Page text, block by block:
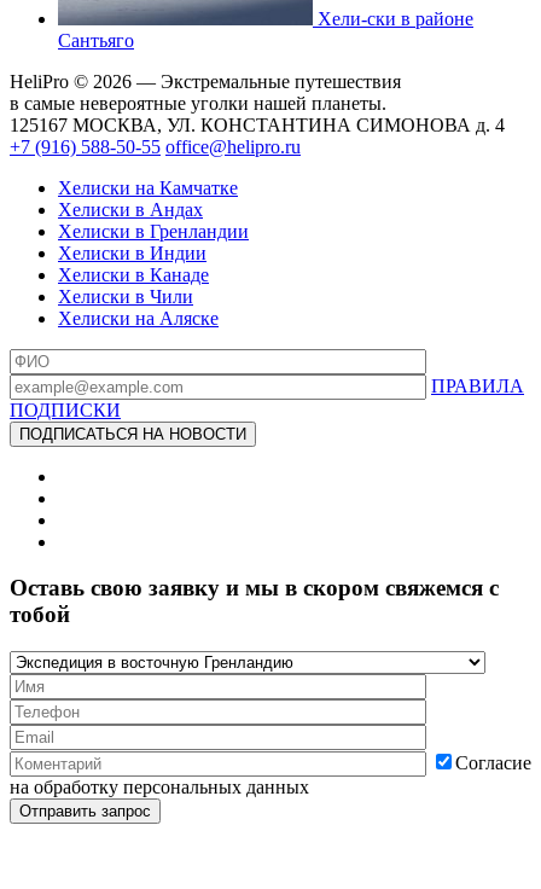
Хели-ски в районе
Сантьяго
HeliPro © 2026 — Экстремальные путешествия
в самые невероятные уголки нашей планеты.
125167 МОСКВА, УЛ. КОНСТАНТИНА СИМОНОВА д. 4
+7 (916) 588-50-55 office@helipro.ru
Хелиски на Камчатке
Хелиски в Андах
Хелиски в Гренландии
Хелиски в Индии
Хелиски в Канаде
Хелиски в Чили
Хелиски на Аляске
ПРАВИЛА
ПОДПИСКИ
Оставь свою заявку и мы в скором свяжемся с
тобой
Согласие
на обработку персональных данных